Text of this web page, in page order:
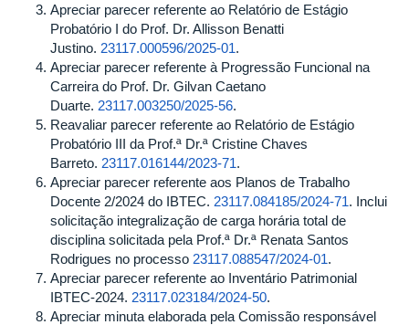
Apreciar parecer referente ao Relatório de Estágio
Probatório I do Prof. Dr. Allisson Benatti
Justino. 23117.000596/2025-01.
Apreciar parecer referente à Progressão Funcional na
Carreira do Prof. Dr. Gilvan Caetano
Duarte. 23117.003250/2025-56.
Reavaliar parecer referente ao Relatório de Estágio
Probatório III da Prof.ª Dr.ª Cristine Chaves
Barreto. 23117.016144/2023-71.
Apreciar parecer referente aos Planos de Trabalho
Docente 2/2024 do IBTEC. 23117.084185/2024-71. Inclui
solicitação integralização de carga horária total de
disciplina solicitada pela Prof.ª Dr.ª Renata Santos
Rodrigues no processo 23117.088547/2024-01.
Apreciar parecer referente ao Inventário Patrimonial
IBTEC-2024. 23117.023184/2024-50.
Apreciar minuta elaborada pela Comissão responsável